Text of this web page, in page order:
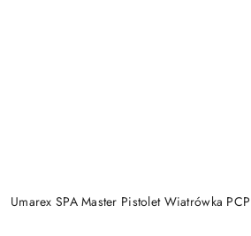
Umarex SPA Master Pistolet Wiatrówka